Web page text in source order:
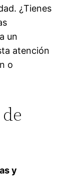
¿Tienes
un
atención
o
y